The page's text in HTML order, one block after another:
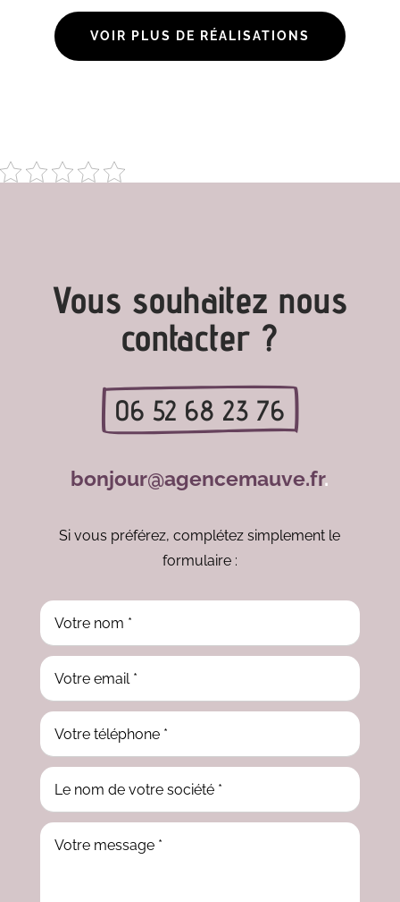
VOIR PLUS DE RÉALISATIONS
Vous souhaitez nous
contacter ?
06 52 68 23 76
bonjour@agencemauve.fr.
Si vous préférez, complétez simplement le
formulaire :